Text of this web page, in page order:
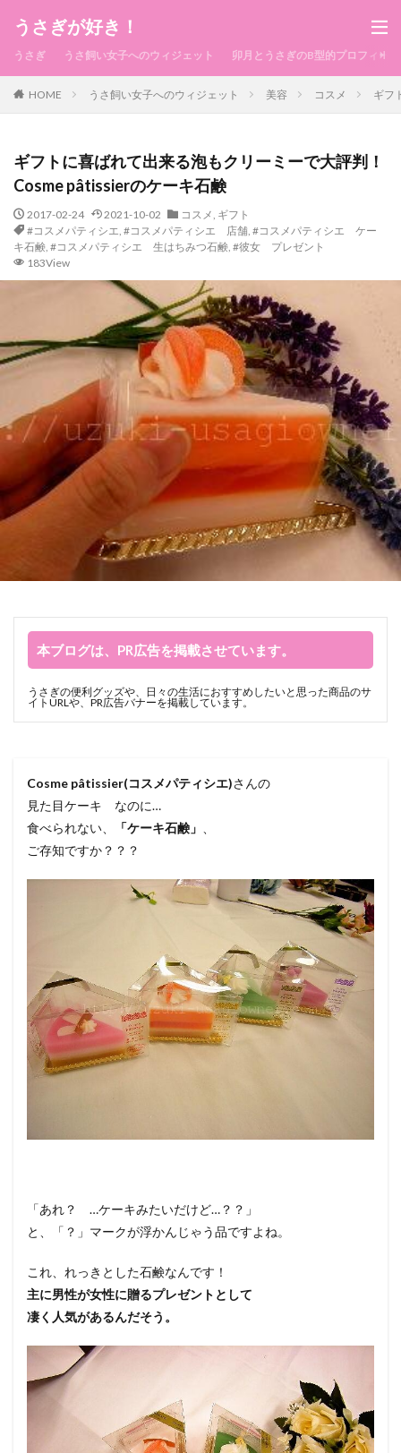
うさぎが好き！
うさぎ うさ飼い女子へのウィジェット 卯月とうさぎのB型的プロフィール
HOME うさ飼い女子へのウィジェット 美容 コスメ ギフ
ギフトに喜ばれて出来る泡もクリーミーで大評判！
Cosme pâtissierのケーキ石鹸
2017-02-24 2021-10-02 コスメ, ギフト
#コスメパティシエ, #コスメパティシエ 店舗, #コスメパティシエ ケー
キ石鹸, #コスメパティシエ 生はちみつ石鹸, #彼女 プレゼント
183View
本ブログは、PR広告を掲載させています。
うさぎの便利グッズや、日々の生活におすすめしたいと思った商品のサ
イトURLや、PR広告バナーを掲載しています。
Cosme pâtissier(コスメパティシエ)さんの
見た目ケーキ なのに…
食べられない、
「ケーキ石鹸」
ご存知ですか？？？
「あれ？ …ケーキみたいだけど…？？」
と、「？」マークが浮かんじゃう品ですよね。
これ、れっきとした石鹸なんです！
主に男性が女性に贈るプレゼントとして
凄く人気があるんだそう。